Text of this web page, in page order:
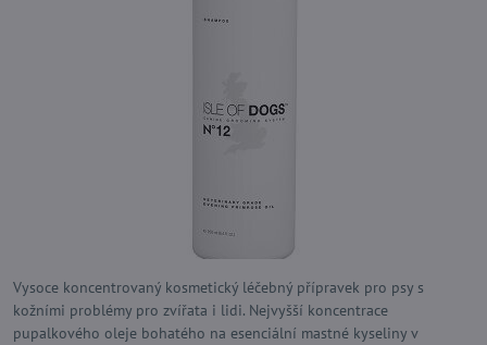
Vysoce koncentrovaný kosmetický léčebný přípravek pro psy s
kožními problémy pro zvířata i lidi. Nejvyšší koncentrace
pupalkového oleje bohatého na esenciální mastné kyseliny v